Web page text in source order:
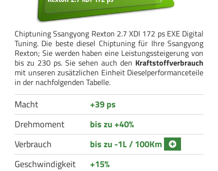
Chiptuning Ssangyong Rexton 2.7 XDI 172 ps EXE Digital
Tuning. Die beste diesel Chiptuning für Ihre Ssangyong
Rexton; Sie werden haben eine Leistungssteigerung von
bis zu 230 ps. Sie sehen auch den Kraftstoffverbrauch
mit unseren zusätzlichen Einheit Dieselperformanceteile
in der nachfolgenden Tabelle.
Macht
+39 ps
Drehmoment
bis zu +40%
Verbrauch
bis zu -1L / 100Km
Geschwindigkeit
+15%